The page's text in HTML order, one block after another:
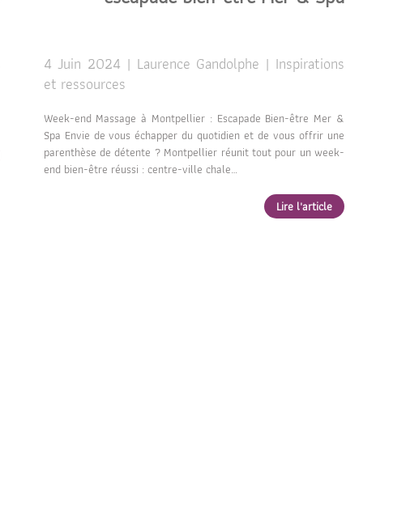
4 Juin 2024 | Laurence Gandolphe | Inspirations
et ressources
Week-end Massage à Montpellier : Escapade Bien-être Mer &
Spa Envie de vous échapper du quotidien et de vous offrir une
parenthèse de détente ? Montpellier réunit tout pour un week-
end bien-être réussi : centre-ville chale…
Lire l'article